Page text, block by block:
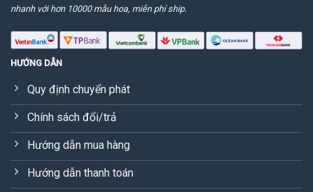
nhanh với hơn 10000 mẫu hoa, miễn phí ship.
HƯỚNG DẪN
Quy định chuyển phát
Chính sách đổi/trả
Hướng dẫn mua hàng
Hướng dẫn thanh toán